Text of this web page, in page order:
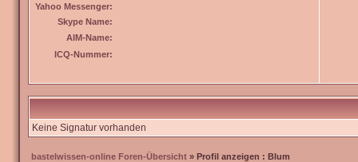
Yahoo Messenger:
Skype Name:
AIM-Name:
ICQ-Nummer:
Keine Signatur vorhanden
bastelwissen-online Foren-Übersicht » Profil anzeigen : Blum